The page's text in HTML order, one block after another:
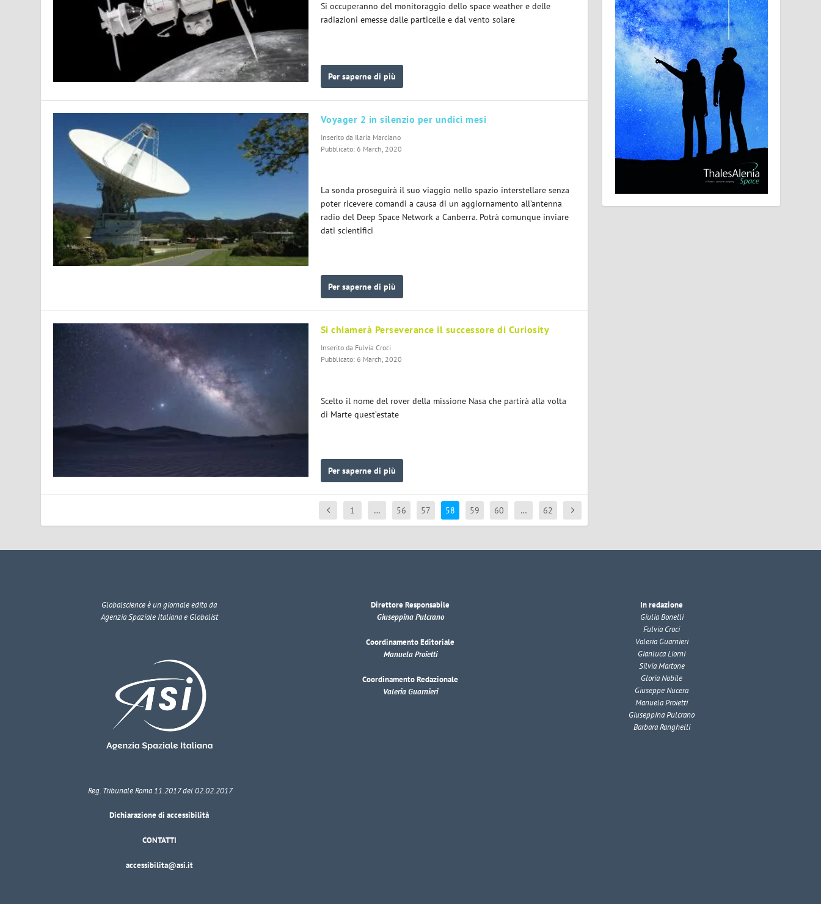
Si occuperanno del monitoraggio dello space weather e delle
radiazioni emesse dalle particelle e dal vento solare
Per saperne di più
Voyager 2 in silenzio per undici mesi
Inserito da Ilaria Marciano
Pubblicato: 6 March, 2020
La sonda proseguirà il suo viaggio nello spazio interstellare senza
poter ricevere comandi a causa di un aggiornamento all’antenna
radio del Deep Space Network a Canberra. Potrà comunque inviare
dati scientifici
Per saperne di più
Si chiamerà Perseverance il successore di Curiosity
Inserito da Fulvia Croci
Pubblicato: 6 March, 2020
Scelto il nome del rover della missione Nasa che partirà alla volta
di Marte quest’estate
Per saperne di più
1 … 56 57 58 59 60 … 62
Globalscienceè un giornale edito da
Agenzia Spaziale Italiana e Globalist
Reg. Tribunale Roma 11.2017 del 02.02.2017
Dichiarazione di accessibilità
CONTATTI
accessibilita@asi.it
Direttore Responsabile
Giuseppina Pulcrano
Coordinamento Editoriale
Manuela Proietti
Coordinamento Redazionale
Valeria Guarnieri
In redazione
Giulia Bonelli
Fulvia Croci
Valeria Guarnieri
Gianluca Liorni
Silvia Martone
Gloria Nobile
Giuseppe Nucera
Manuela Proietti
Giuseppina Pulcrano
Barbara Ranghelli